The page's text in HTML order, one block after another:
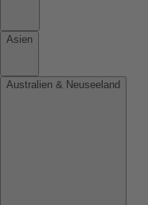
Asien
Australien & Neuseeland